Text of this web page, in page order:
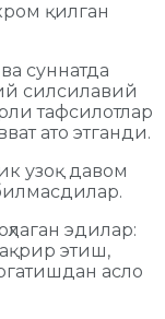
қилган
суннатда
силсилавий
тафсилотлар
ато этганди.
узоқ давом
эдилар:
этиш,
асло